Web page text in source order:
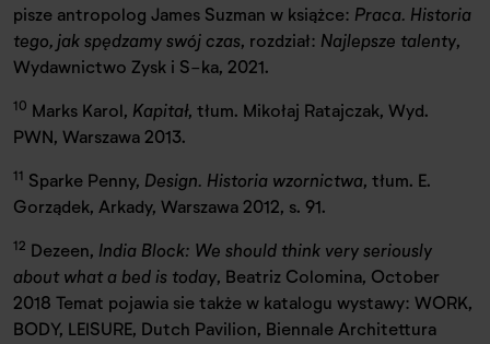
pisze antropolog James Suzman w książce: Praca. Historia
tego, jak spędzamy swój czas, rozdział: Najlepsze talenty,
Wydawnictwo Zysk i S-ka, 2021.
10 Marks Karol, Kapitał, tłum. Mikołaj Ratajczak, Wyd.
PWN, Warszawa 2013.
11 Sparke Penny, Design. Historia wzornictwa, tłum. E.
Gorządek, Arkady, Warszawa 2012, s. 91.
12 Dezeen, India Block: We should think very seriously
about what a bed is today, Beatriz Colomina, October
2018 Temat pojawia sie także w katalogu wystawy: WORK,
BODY, LEISURE, Dutch Pavilion, Biennale Architettura